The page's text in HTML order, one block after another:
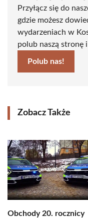
Przyłącz się do
gdzie możesz
wydarzeniach w
polub naszą stronę
Polub nas!
Zobacz Także
Obchody 20. rocznicy